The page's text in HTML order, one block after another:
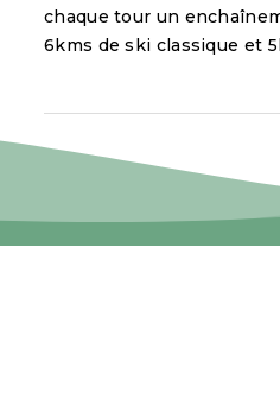
chaque tour un
6kms de ski classique et